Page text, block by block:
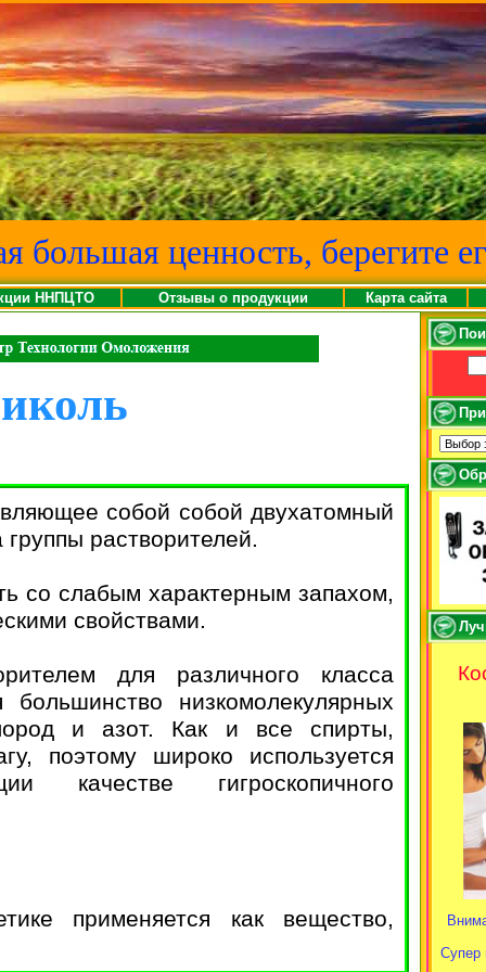
большая ценность, берегите
ННПЦТО Отзывы о продукции Карта сайта
собой собой двухатомный
растворителей.
со слабым характерным запахом,
свойствами.
для различного класса
низкомолекулярных
и азот. Как и все спирты,
поэтому широко используется
качестве гигроскопичного
применяется как вещество,
Супер